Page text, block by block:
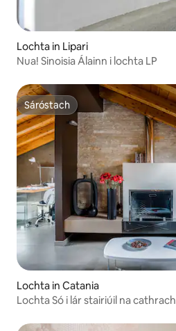
Lochta in Lipari
Nua! Sinoisia Álainn i lochta LP
Sáróstach
Sáróstach
Lochta in Catania
Lochta Só i lár stairiúil na cathrach